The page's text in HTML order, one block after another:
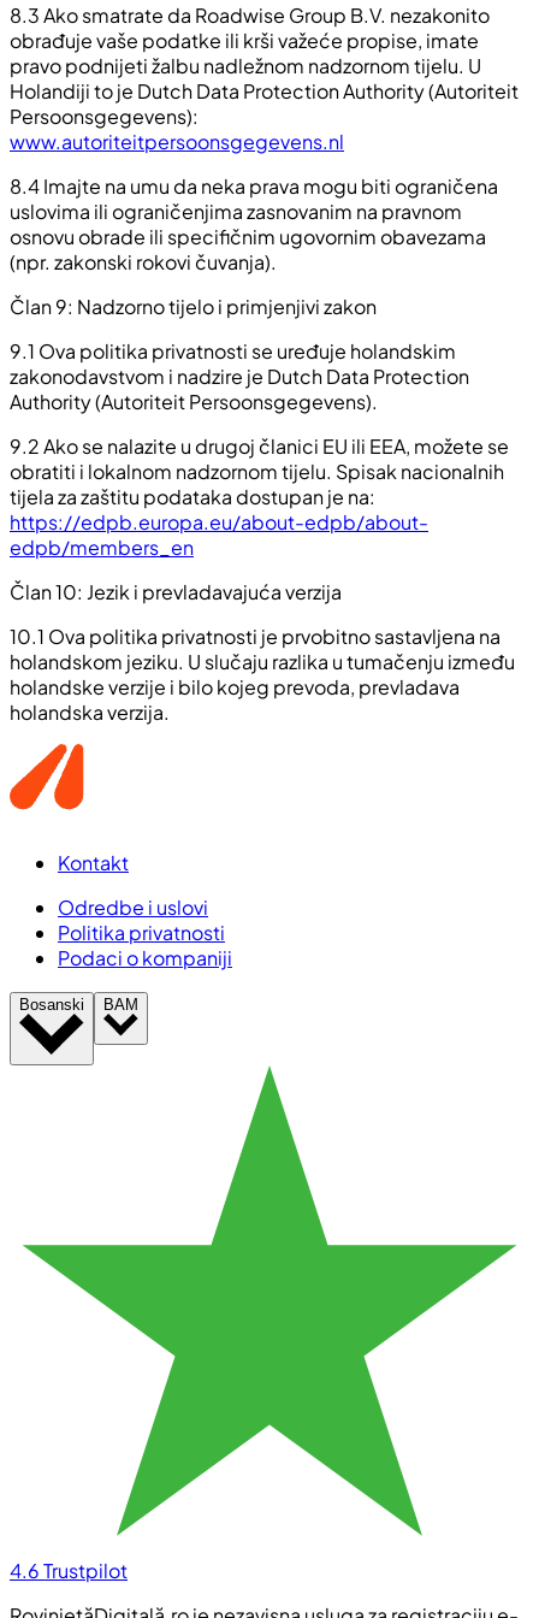
8.3 Ako smatrate da Roadwise Group B.V. nezakonito
obrađuje vaše podatke ili krši važeće propise, imate
pravo podnijeti žalbu nadležnom nadzornom tijelu. U
Holandiji to je Dutch Data Protection Authority (Autoriteit
Persoonsgegevens):
www.autoriteitpersoonsgegevens.nl
8.4 Imajte na umu da neka prava mogu biti ograničena
uslovima ili ograničenjima zasnovanim na pravnom
osnovu obrade ili specifičnim ugovornim obavezama
(npr. zakonski rokovi čuvanja).
Član 9: Nadzorno tijelo i primjenjivi zakon
9.1 Ova politika privatnosti se uređuje holandskim
zakonodavstvom i nadzire je Dutch Data Protection
Authority (Autoriteit Persoonsgegevens).
9.2 Ako se nalazite u drugoj članici EU ili EEA, možete se
obratiti i lokalnom nadzornom tijelu. Spisak nacionalnih
tijela za zaštitu podataka dostupan je na:
https://edpb.europa.eu/about-edpb/about-
edpb/members_en
Član 10: Jezik i prevladavajuća verzija
10.1 Ova politika privatnosti je prvobitno sastavljena na
holandskom jeziku. U slučaju razlika u tumačenju između
holandske verzije i bilo kojeg prevoda, prevladava
holandska verzija.
Kontakt
Odredbe i uslovi
Politika privatnosti
Podaci o kompaniji
Bosanski BAM
4.6Trustpilot